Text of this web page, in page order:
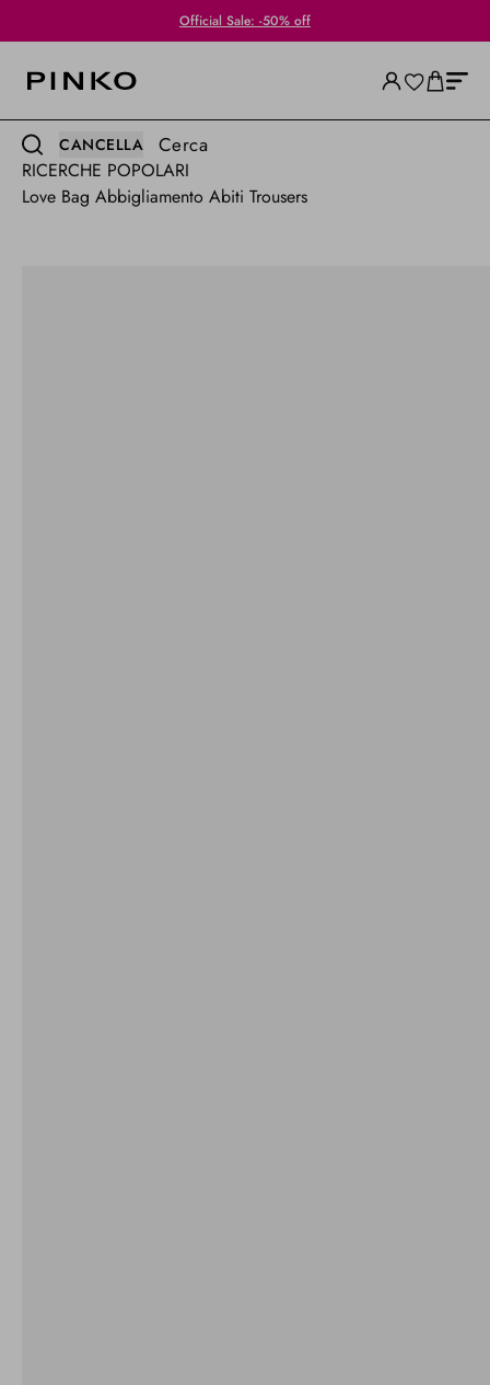
Official Sale: -50% off
CercaCANCELLA
RICERCHE POPOLARI
Love Bag Abbigliamento Abiti Trousers